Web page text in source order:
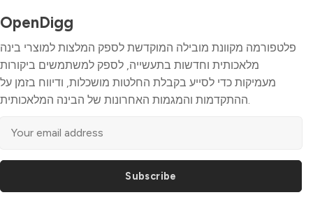
OpenDigg
פלטפורמה מקוונת מובילה המוקדשת לספק המלצות למוצרי בינה
מלאכותית וחדשות בתעשייה, לספק למשתמשים ביקורות
מעמיקות כדי לסייע בקבלת החלטות מושכלות, ודיווח בזמן על
ההתקדמות והמגמות האחרונות של הבינה המלאכותית.
Subscribe